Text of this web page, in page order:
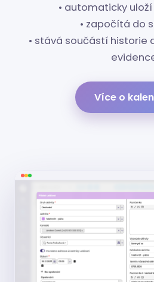
• automaticky
• započítá do
• stává součástí historie
Více o